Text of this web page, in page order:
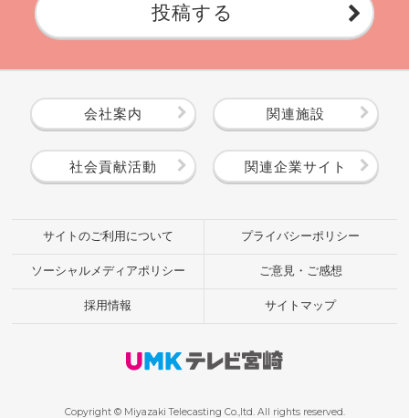
投稿する
会社案内 関連施設
社会貢献活動 関連企業サイト
サイトのご利用について プライバシーポリシー
ソーシャルメディアポリシー ご意見・ご感想
採用情報 サイトマップ
Copyright © Miyazaki Telecasting Co.,ltd. All rights reserved.